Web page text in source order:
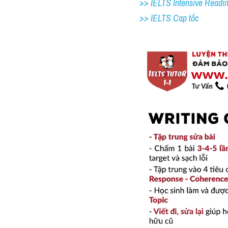
>> IELTS Intensive
>> IELTS Cap tốc